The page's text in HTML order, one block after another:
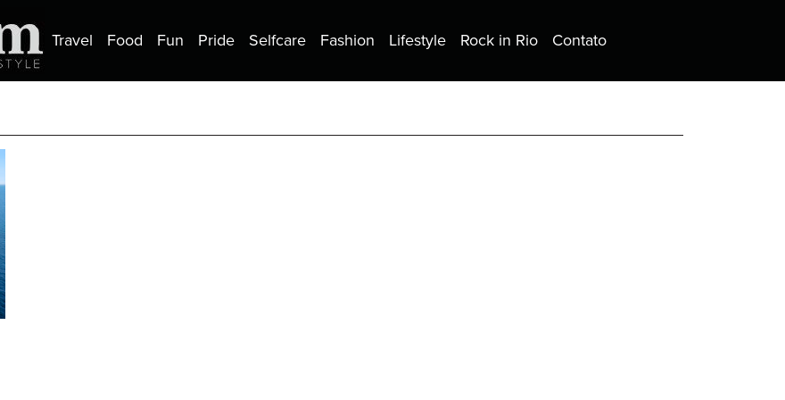
Travel Food Fun Pride Selfcare Fashion Lifestyle Rock in Rio Contato